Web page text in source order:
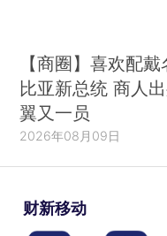
【商圈】喜欢配
比亚新总统 商人
翼又一员
2026年08月09日
财新移动